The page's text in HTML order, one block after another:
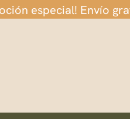
especial! Envío